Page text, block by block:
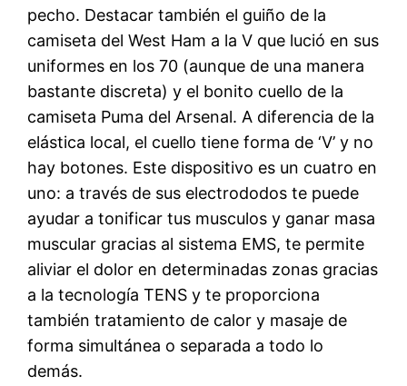
pecho. Destacar también el guiño de la
camiseta del West Ham a la V que lució en sus
uniformes en los 70 (aunque de una manera
bastante discreta) y el bonito cuello de la
camiseta Puma del Arsenal. A diferencia de la
elástica local, el cuello tiene forma de ‘V’ y no
hay botones. Este dispositivo es un cuatro en
uno: a través de sus electrododos te puede
ayudar a tonificar tus musculos y ganar masa
muscular gracias al sistema EMS, te permite
aliviar el dolor en determinadas zonas gracias
a la tecnología TENS y te proporciona
también tratamiento de calor y masaje de
forma simultánea o separada a todo lo
demás.